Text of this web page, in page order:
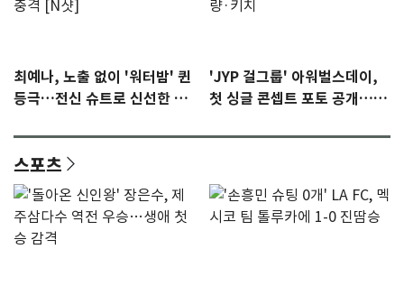
최예나, 노출 없이 '워터밤' 퀸
등극…전신 슈트로 신선한 충
'JYP 걸그룹' 아워벌스데이,
첫 싱글 콘셉트 포토 공개…청
스포츠